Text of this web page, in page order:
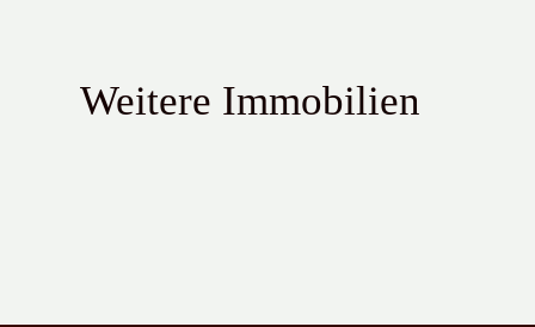
Weitere Immobilien